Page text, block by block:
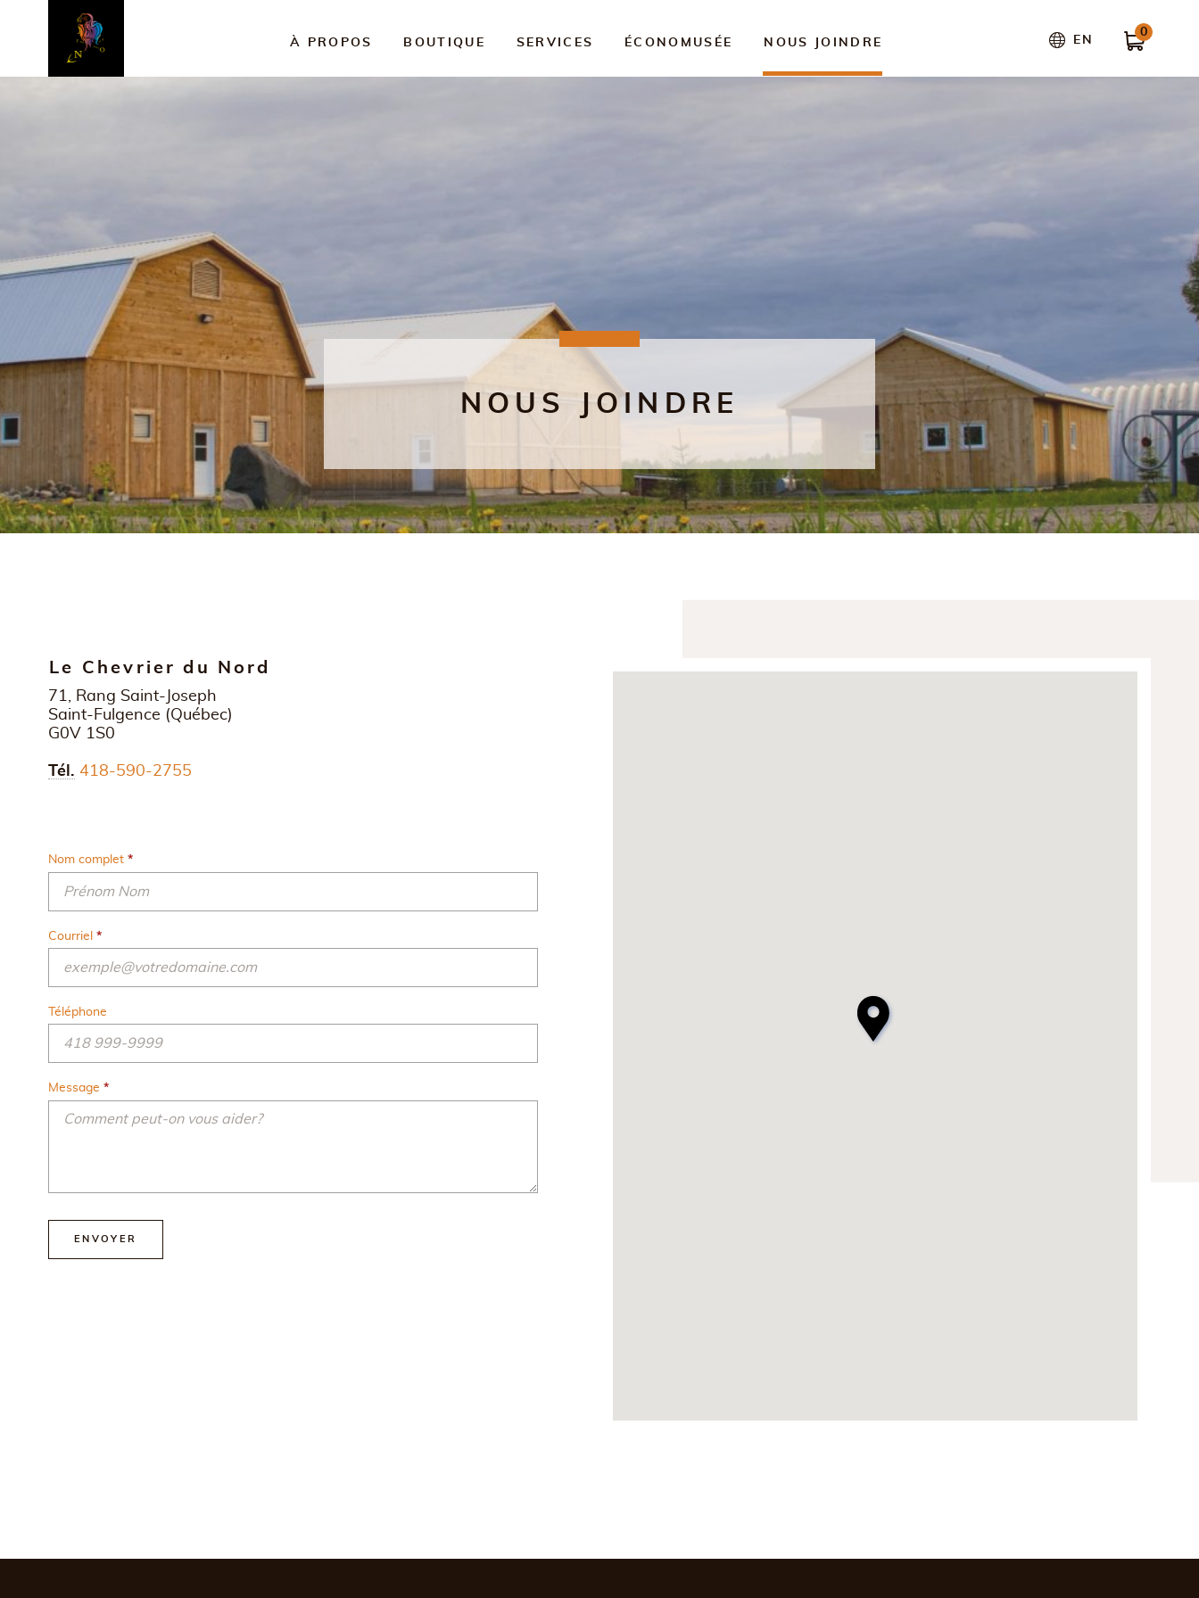
À PROPOS BOUTIQUE SERVICES ÉCONOMUSÉE NOUS JOINDRE EN
0
NOUS JOINDRE
Le Chevrier du Nord
Adresse postale
71, Rang Saint-Joseph
Saint-Fulgence (Québec)
G0V 1S0
Tél. 418-590-2755
Nom complet *
Courriel *
Téléphone
Message *
ENVOYER